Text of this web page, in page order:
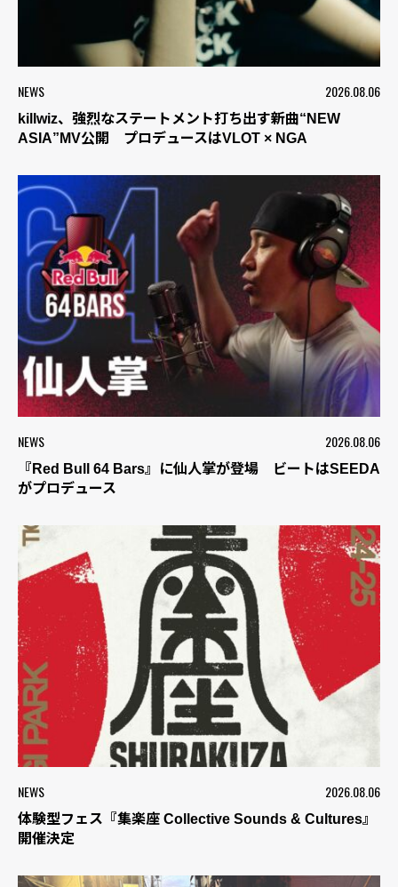
NEWS 2026.08.06
killwiz、強烈なステートメント打ち出す新曲“NEW
ASIA”MV公開 プロデュースはVLOT × NGA
NEWS 2026.08.06
『Red Bull 64 Bars』に仙人掌が登場 ビートはSEEDA
がプロデュース
NEWS 2026.08.06
体験型フェス『集楽座 Collective Sounds & Cultures』
開催決定